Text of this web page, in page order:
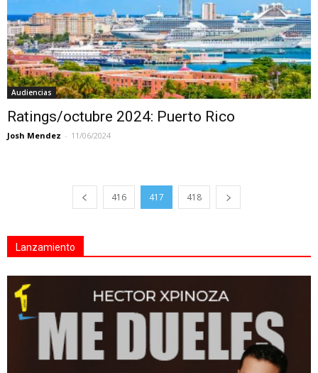
Audiencias
Ratings/octubre 2024: Puerto Rico
Josh Mendez - 11/06/2024
416 417 418
Lanzamiento